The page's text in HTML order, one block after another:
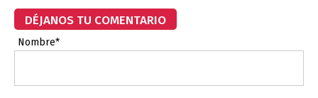
DÉJANOS TU COMENTARIO
Nombre*